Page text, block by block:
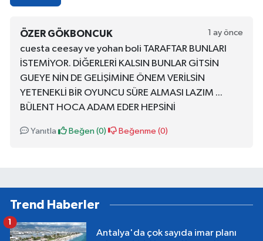
ÖZER GÖKBONCUK 1 ay önce
cuesta ceesay ve yohan boli TARAFTAR BUNLARI
İSTEMİYOR. DİĞERLERİ KALSIN BUNLAR GİTSİN
GUEYE NİN DE GELİŞİMİNE ÖNEM VERİLSİN
YETENEKLİ BİR OYUNCU SÜRE ALMASI LAZIM ...
BÜLENT HOCA ADAM EDER HEPSİNİ
Yanıtla Beğen (0) Beğenme (0)
Trend Haberler
Antalya'da çok sayıda imar planı
1